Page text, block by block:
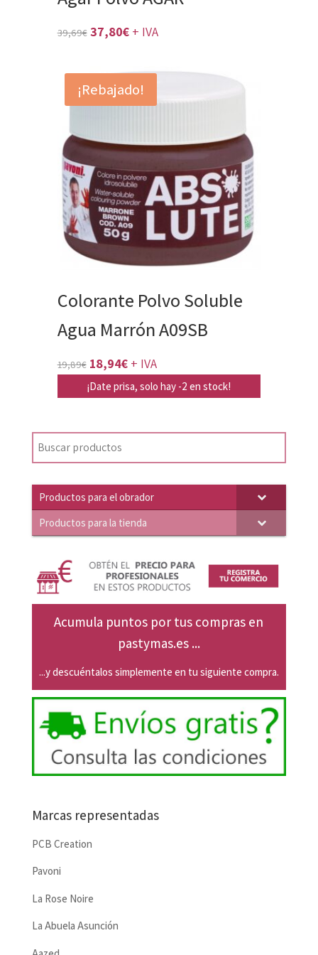
39,69€ El
original
era:
37,80€El
actual
es:
+ IVA
¡Rebajado!
Colorante Polvo Soluble
Agua Marrón A09SB
19,89€ El
precio
19,89€.
18,94€El
precio
+ IVA
¡Date prisa, solo hay -2 en stock!
Productos para el obrador
Productos para la tienda
Acumula puntos por tus compras en
pastymas.es ...
...y descuéntalos simplemente en tu siguiente compra.
Marcas representadas
PCB Creation
Pavoni
La Rose Noire
La Abuela Asunción